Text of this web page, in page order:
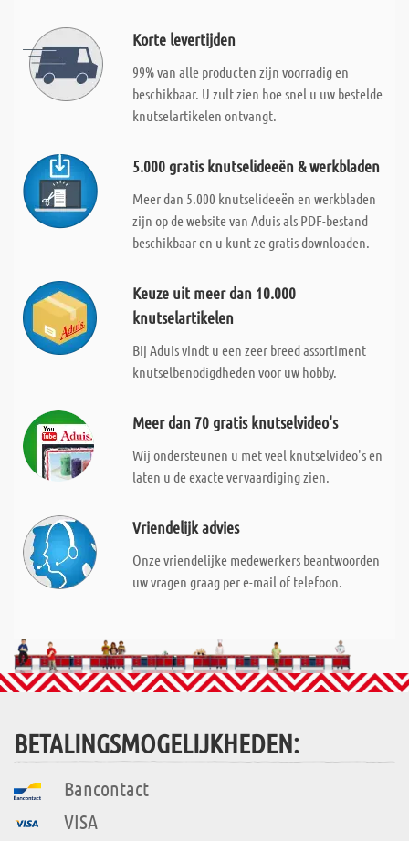
Korte levertijden
99% van alle producten zijn voorradig en
beschikbaar. U zult zien hoe snel u uw bestelde
knutselartikelen ontvangt.
5.000 gratis knutselideeën & werkbladen
Meer dan 5.000 knutselideeën en werkbladen
zijn op de website van Aduis als PDF-bestand
beschikbaar en u kunt ze gratis downloaden.
Keuze uit meer dan 10.000
knutselartikelen
Bij Aduis vindt u een zeer breed assortiment
knutselbenodigdheden voor uw hobby.
Meer dan 70 gratis knutselvideo's
Wij ondersteunen u met veel knutselvideo's en
laten u de exacte vervaardiging zien.
Vriendelijk advies
Onze vriendelijke medewerkers beantwoorden
uw vragen graag per e-mail of telefoon.
BETALINGSMOGELIJKHEDEN:
Bancontact
VISA